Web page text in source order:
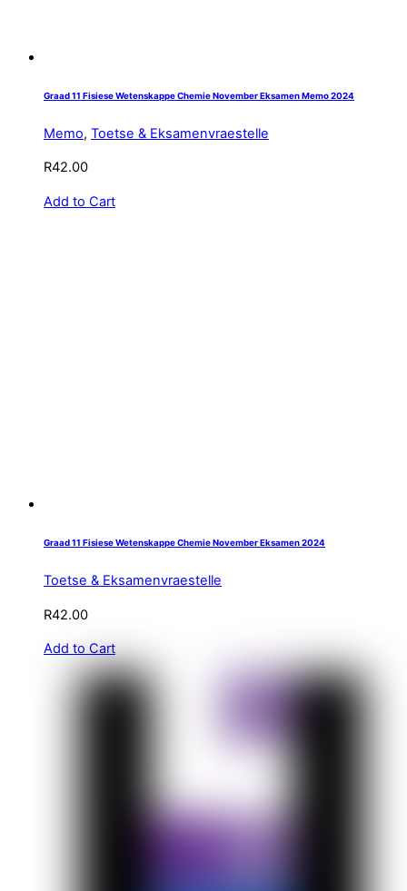
Graad 11 Fisiese Wetenskappe Chemie November Eksamen Memo 2024
Memo, Toetse & Eksamenvraestelle
R42.00
Add to Cart
Graad 11 Fisiese Wetenskappe Chemie November Eksamen 2024
Toetse & Eksamenvraestelle
R42.00
Add to Cart